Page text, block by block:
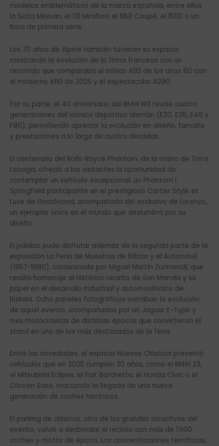
modelos emblemáticos de la marca española, entre ellos
la Siata Minivan, el 131 Mirafiori, el 850 Coupé, el 1500 o un
Ibiza de primera serie.
Los 70 años de Alpine también tuvieron su espacio,
mostrando la evolución de la firma francesa con un
recorrido que comparaba el mítico A110 de los años 80 con
el moderno A110 de 2025 y el espectacular A290.
Por su parte, el 40 aniversario del BMW M3 reunió cuatro
generaciones del icónico deportivo alemán (E30, E36, E46 y
F80), permitiendo apreciar la evolución en diseño, tamaño
y prestaciones a lo largo de cuatro décadas.
El centenario del Rolls-Royce Phantom, de la mano de Torre
Loizaga, ofreció a los visitantes la oportunidad de
contemplar un vehículo excepcional: un Phantom I
Springfield participante en el prestigioso Cartier Style et
Luxe de Goodwood, acompañado del exclusivo de Lorenzo,
un ejemplar único en el mundo que deslumbró por su
diseño.
El público pudo disfrutar además de la segunda parte de la
exposición La Feria de Muestras de Bilbao y el Automóvil
(1957-1980), comisariada por Miguel Martín Zurimendi, que
rendía homenaje al histórico recinto de San Mamés y su
papel en el desarrollo industrial y automovilístico de
Bizkaia. Ocho paneles fotográficos narraban la evolución
de aquel evento, acompañados por un Jaguar E-Type y
tres motocicletas de distintas épocas que convirtieron el
stand en uno de los más destacados de la feria.
Entre las novedades, el espacio Nuevos Clásicos presentó
vehículos que en 2025 cumplen 30 años, como el BMW Z3,
el Mitsubishi Eclipse, el Fiat Barchetta, el Honda Civic o el
Citroën Saxo, marcando la llegada de una nueva
generación de coches históricos.
El parking de clásicos, otro de los grandes atractivos del
evento, volvió a desbordar el recinto con más de 1.500
coches y motos de época. Las concentraciones temáticas,